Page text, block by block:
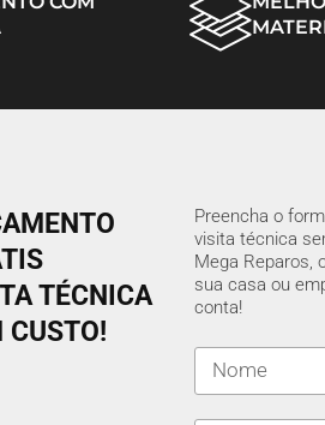
TÉCNICA
CUSTO!
Preencha o
visita técnica
Mega Reparos,
sua casa ou
conta!